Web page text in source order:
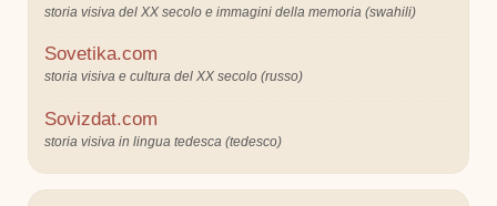
storia visiva del XX secolo e immagini della memoria (swahili)
Sovetika.com
storia visiva e cultura del XX secolo (russo)
Sovizdat.com
storia visiva in lingua tedesca (tedesco)